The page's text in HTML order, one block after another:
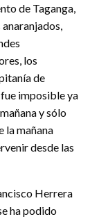
de Taganga,
los
de
imposible ya
y sólo
la mañana
desde las
Herrera
ha podido